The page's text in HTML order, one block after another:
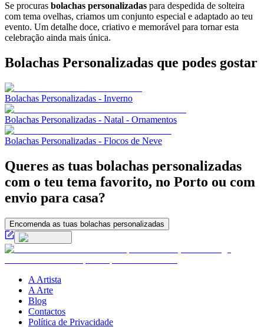
Se procuras bolachas personalizadas para despedida de solteira
com tema ovelhas, criamos um conjunto especial e adaptado ao teu
evento. Um detalhe doce, criativo e memorável para tornar esta
celebração ainda mais única.
Bolachas Personalizadas que podes gostar
Bolachas Personalizadas - Inverno
Bolachas Personalizadas - Natal - Ornamentos
Bolachas Personalizadas - Flocos de Neve
Queres as tuas bolachas personalizadas
com o teu tema favorito, no Porto ou com
envio para casa?
Encomenda as tuas bolachas personalizadas
A Artista
A Arte
Blog
Contactos
Política de Privacidade